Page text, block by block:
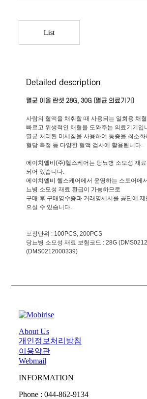
List
Detailed description
멸균 이올 란셋 28G, 30G (멸균 의료기기)
사람의 혈액을 채취할 때 사용되는 일회용 채
빠르고 위생적인 채혈을 도와주는 의료기기입
멸균 처리된 미세침을 사용하여 통증을 최소화
혈당 측정 등 다양한 혈액 검사에 활용됩니다.
에이치엘비(주)헬스케어는 당뇨병 소모성 재
되어 있습니다.
에이치엘비 헬스케어에서 운영하는 스토어에
뇨병 소모성 재료 환급이 가능하므로
구매 후 구매영수증과 거래명세서를 공단에
으실 수 있습니다.
포장단위 : 100PCS, 200PCS
당뇨병 소모성 재료 보험코드 : 28G
(DMS0212000339)
About Us
개인정보처리방침
이용약관
Webmail
INFORMATION
Phone : 044-862-9134